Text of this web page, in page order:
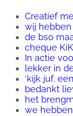
Creatief
wij
de bso
cheque
In actie
lekker in
‘kijk juf,
bedankt
het
we